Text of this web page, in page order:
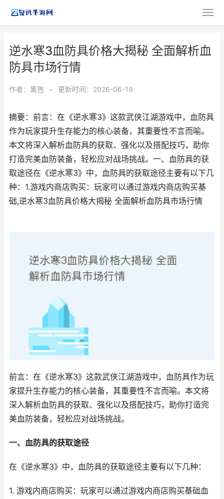
逆水寒3血防具价格大揭秘 全面解析血
防具市场行情
作者： 篱笆 • 更新时间：2026-06-18
摘要：前言：在《逆水寒3》这款武侠江湖游戏中，血防具
作为玩家提升生存能力的核心装备，其重要性不言而喻。
本文将深入解析血防具的获取、强化以及搭配技巧，助你
打造完美血防装备，轻松应对战场挑战。一、血防具的获
取途径在《逆水寒3》中，血防具的获取途径主要有以下几
种：1.游戏内商店购买：玩家可以通过游戏内商店购买基
础,逆水寒3血防具价格大揭秘 全面解析血防具市场行情
前言：在《逆水寒3》这款武侠江湖游戏中，血防具作为玩
家提升生存能力的核心装备，其重要性不言而喻。本文将
深入解析血防具的获取、强化以及搭配技巧，助你打造完
美血防装备，轻松应对战场挑战。
一、血防具的获取途径
在《逆水寒3》中，血防具的获取途径主要有以下几种：
1. 游戏内商店购买：玩家可以通过游戏内商店购买基础血